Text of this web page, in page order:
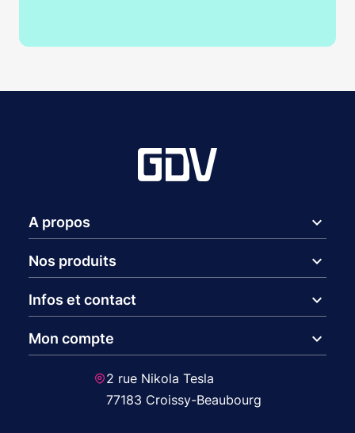
A propos expand_more
Nos produits expand_more
Infos et contact expand_more
Mon compte expand_more
2 rue Nikola Tesla
77183 Croissy-Beaubourg